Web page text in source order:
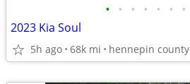
• • • • • • •
2023 Kia Soul
5h ago 68k mi hennepin county